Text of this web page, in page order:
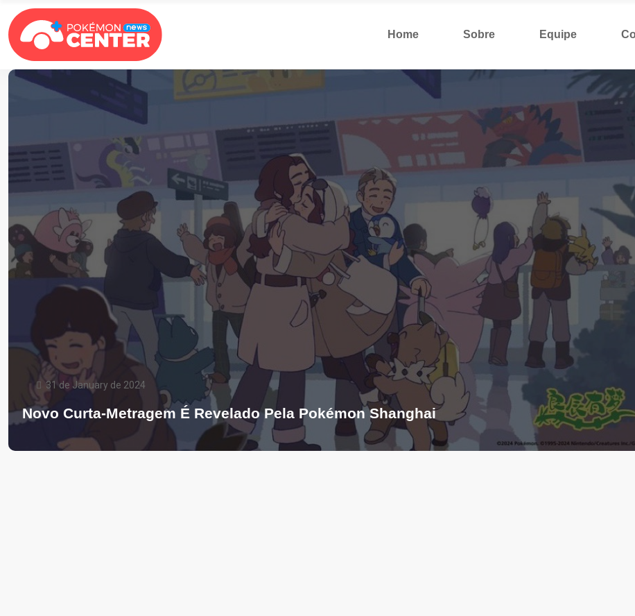
Home Sobre Equipe
31 de January de 2024
Novo Curta-Metragem É Revelado Pela Pokémon Shanghai